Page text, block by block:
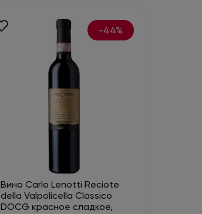
-44%
Вино Carlo Lenotti Reciote
della Valpolicella Classico
DOCG красное сладкое,